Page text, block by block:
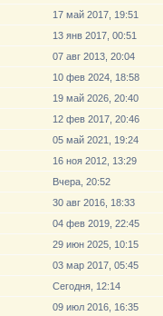
17 май 2017, 19:51
13 янв 2017, 00:51
07 авг 2013, 20:04
10 фев 2024, 18:58
19 май 2026, 20:40
12 фев 2017, 20:46
05 май 2021, 19:24
16 ноя 2012, 13:29
Вчера, 20:52
30 авг 2016, 18:33
04 фев 2019, 22:45
29 июн 2025, 10:15
03 мар 2017, 05:45
Сегодня, 12:14
09 июл 2016, 16:35